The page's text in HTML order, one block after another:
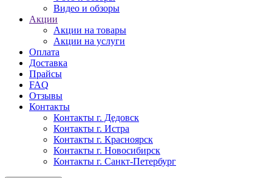
Видео и обзоры
Акции
Акции на товары
Акции на услуги
Оплата
Доставка
Прайсы
FAQ
Отзывы
Контакты
Контакты г. Дедовск
Контакты г. Истра
Контакты г. Красноярск
Контакты г. Новосибирск
Контакты г. Санкт-Петербург